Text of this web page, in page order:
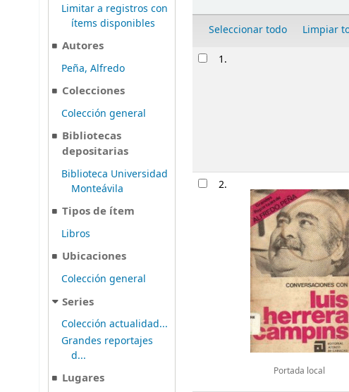
Limitar a registros con
ítems disponibles
Autores
Peña, Alfredo
Colecciones
Colección general
Bibliotecas
depositarias
Biblioteca Universidad
Monteávila
Tipos de ítem
Libros
Ubicaciones
Colección general
Series
Colección actualidad...
Grandes reportajes
d...
Lugares
Seleccionar todo Limpiar
Resultados
1.
2.
Portada local